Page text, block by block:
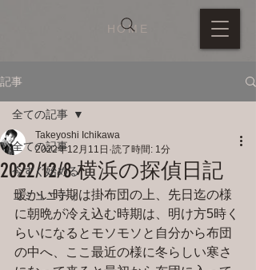
HOME
記事
全ての記事
今すぐ始める
コミュニティ
全ての記事
2022/12/8 横浜の探偵日記
Takeyoshi Ichikawa
2022年12月11日 読了時間: 1分
暖かい時期は掛布団の上、先日迄の様
に朝晩が冷え込む時期は、明け方5時く
らいになるとモソモソと自分から布団
の中へ、ここ最近の様に冬らしい寒さ